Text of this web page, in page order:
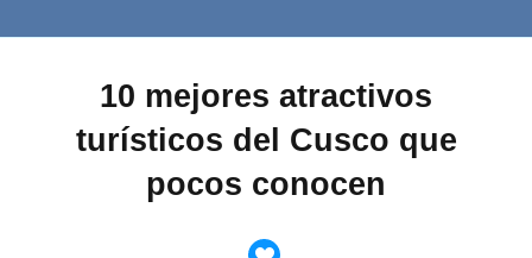
10 mejores atractivos
turísticos del Cusco que
pocos conocen